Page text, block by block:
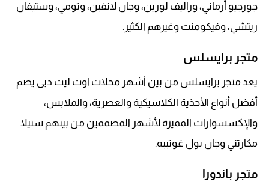
جورجيو أرماني، وراليف لورين، وجان لانفين، وتومي، وستيفان
ريتشي، وفيكومنت وغيرهم الكثير.
متجر برايسلس
يعد متجر برايسلس من بين أشهر محلات اوت ليت دبي يضم
أفضل أنواع الأحذية الكلاسيكية والعصرية، والملابس،
والإكسسوارات المميزة لأشهر المصممين من بينهم ستيلا
مكارتني وجان بول غوتييه.
متجر باندورا